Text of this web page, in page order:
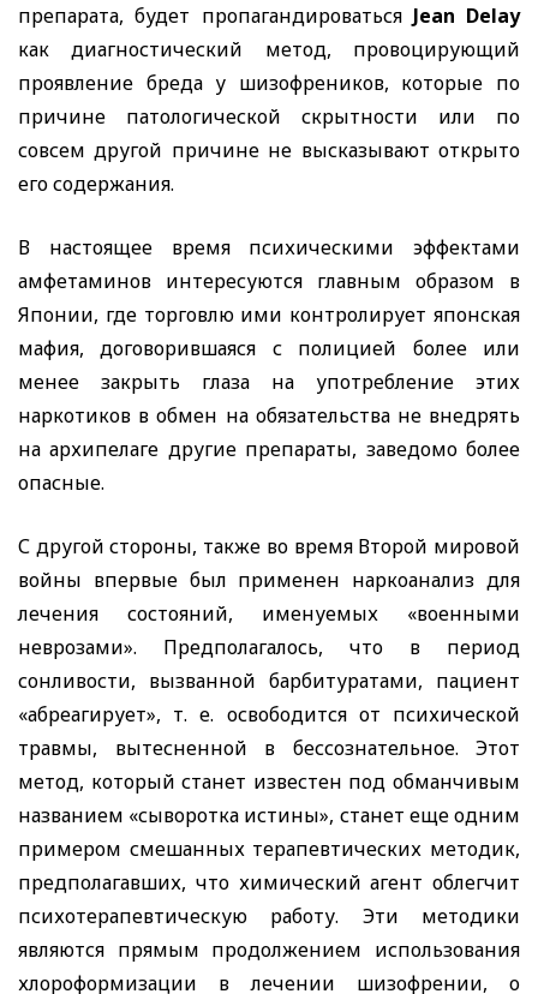
препарата, будет пропагандироваться Jean Delay
как диагностический метод, провоцирующий
проявление бреда у шизофреников, которые по
причине патологической скрытности или по
совсем другой причине не высказывают открыто
его содержания.
В настоящее время психическими эффектами
амфетаминов интересуются главным образом в
Японии, где торговлю ими контролирует японская
мафия, договорившаяся с полицией более или
менее закрыть глаза на употребление этих
наркотиков в обмен на обязательства не внедрять
на архипелаге другие препараты, заведомо более
опасные.
С другой стороны, также во время Второй мировой
войны впервые был применен наркоанализ для
лечения состояний, именуемых «военными
неврозами». Предполагалось, что в период
сонливости, вызванной барбитуратами, пациент
«абреагирует», т. е. освободится от психической
травмы, вытесненной в бессознательное. Этот
метод, который станет известен под обманчивым
названием «сыворотка истины», станет еще одним
примером смешанных терапевтических методик,
предполагавших, что химический агент облегчит
психотерапевтическую работу. Эти методики
являются прямым продолжением использования
хлороформизации в лечении шизофрении, о